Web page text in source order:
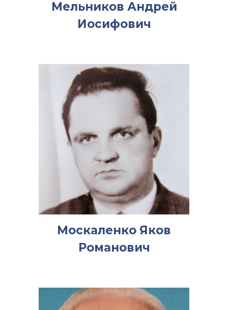
Мельников Андрей
Иосифович
Москаленко Яков
Романович